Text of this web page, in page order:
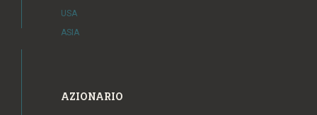
USA
ASIA
AZIONARIO